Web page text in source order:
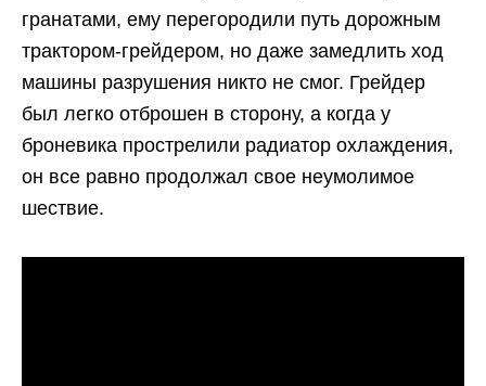
гранатами, ему перегородили путь дорожным
трактором-грейдером, но даже замедлить ход
машины разрушения никто не смог. Грейдер
был легко отброшен в сторону, а когда у
броневика прострелили радиатор охлаждения,
он все равно продолжал свое неумолимое
шествие.